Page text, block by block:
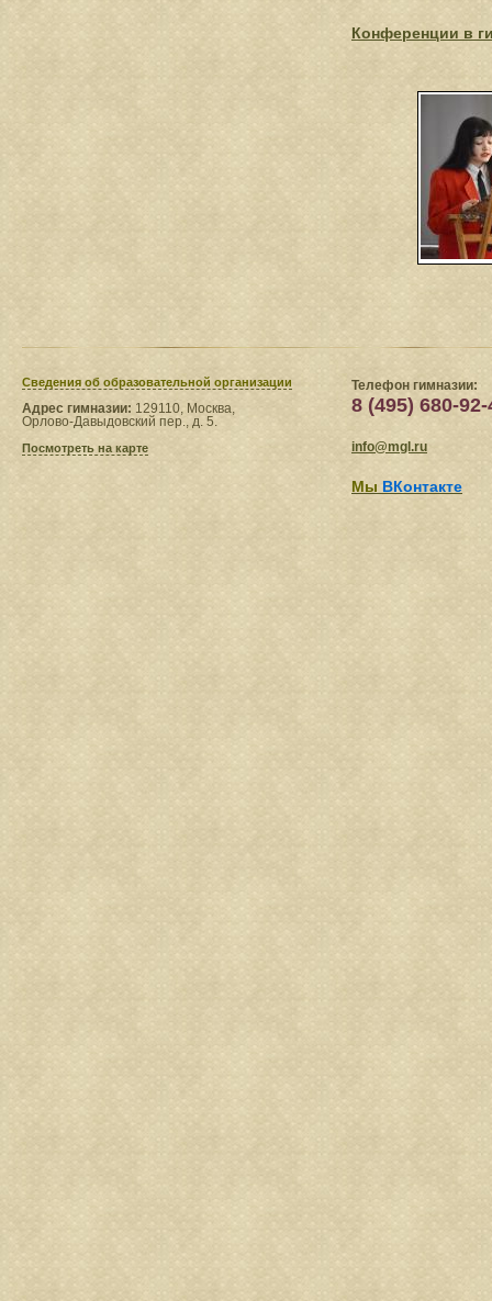
Конференции в
Сведения​ об образовательной организации
Адрес гимназии: 129110, Москва,
Орлово-Давыдовский пер., д. 5.
Посмотреть на карте
Телефон гимназии:
8 (495) 680-92-
info@mgl.ru
Мы ВКонтакте